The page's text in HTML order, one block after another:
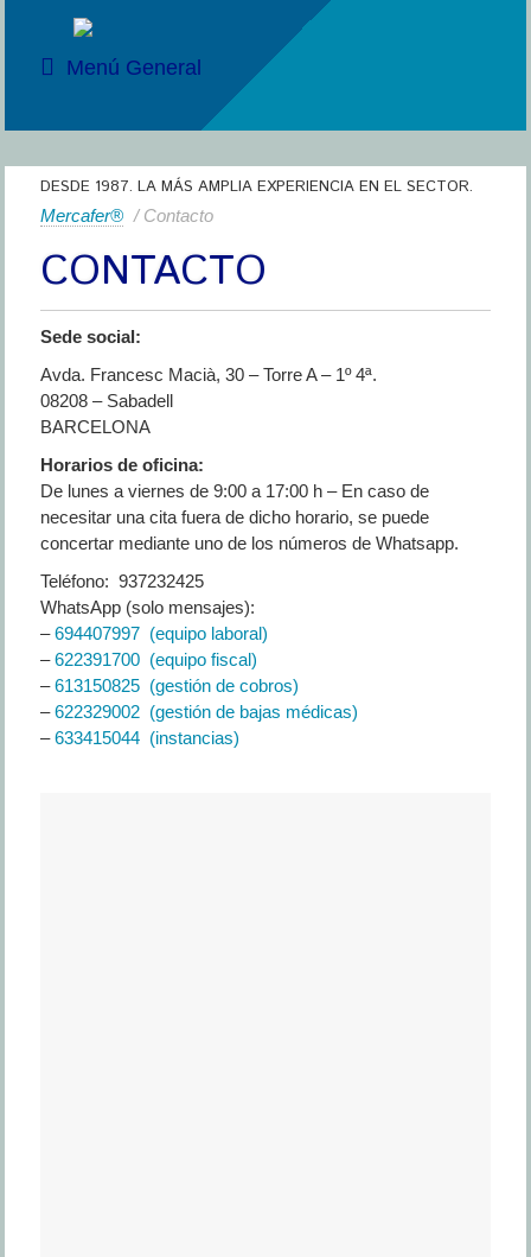
Menú General
DESDE 1987. LA MÁS AMPLIA EXPERIENCIA EN EL SECTOR.
Mercafer® / Contacto
CONTACTO
Sede social:
Avda. Francesc Macià, 30 – Torre A – 1º 4ª.
08208 – Sabadell
BARCELONA
Horarios de oficina:
De lunes a viernes de 9:00 a 17:00 h – En caso de
necesitar una cita fuera de dicho horario, se puede
concertar mediante uno de los números de Whatsapp.
Teléfono: 937232425
WhatsApp (solo mensajes):
–694407997 (equipo laboral)
–622391700 (equipo fiscal)
–613150825 (gestión de cobros)
–622329002 (gestión de bajas médicas)
–633415044 (instancias)